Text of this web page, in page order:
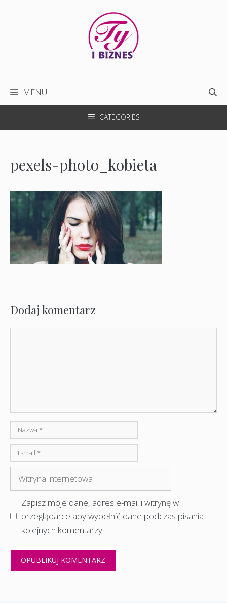
MENU
CATEGORIES
pexels-photo_kobieta
Dodaj komentarz
Nazwa
mail
internetowa
Zapisz moje dane, adres e-mail i witrynę w
przeglądarce aby wypełnić dane podczas pisania
kolejnych komentarzy.